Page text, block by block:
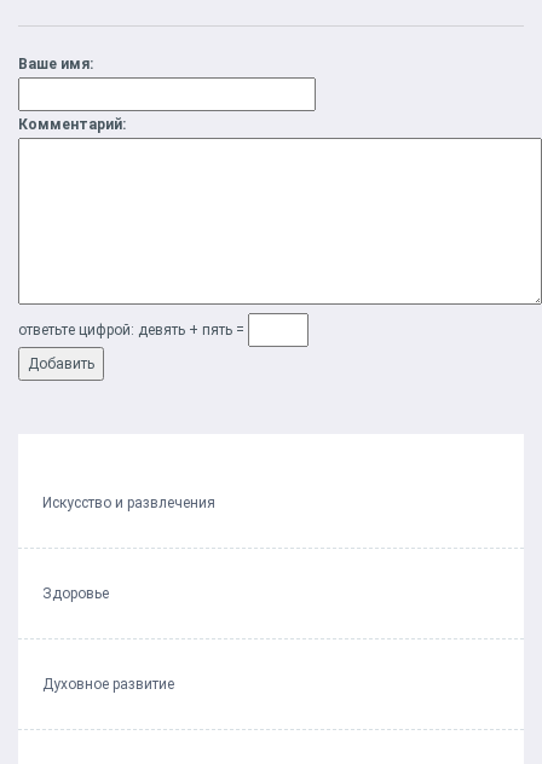
Ваше имя:
Комментарий:
ответьте цифрой: дeвять + пять =
Искусство и развлечения
Здоровье
Духовное развитие